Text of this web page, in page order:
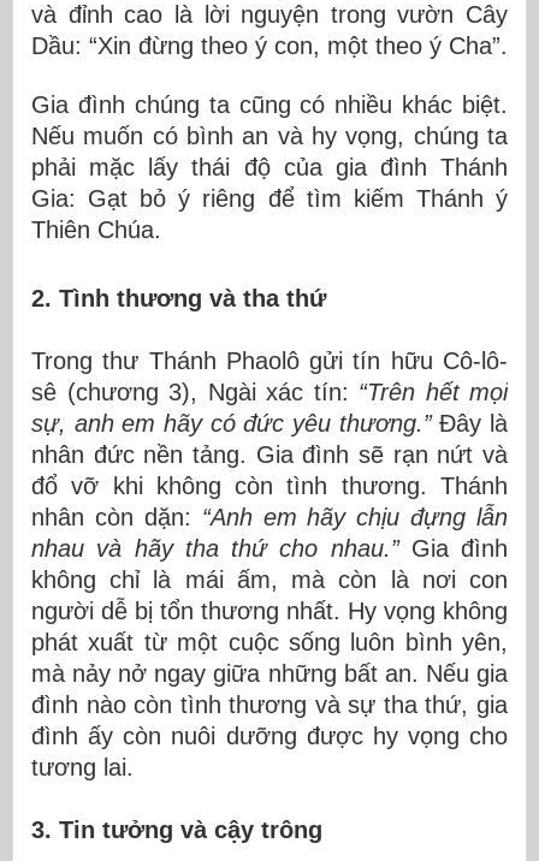
và đỉnh cao là lời nguyện trong vườn Cây
Dầu: “Xin đừng theo ý con, một theo ý Cha”.
Gia đình chúng ta cũng có nhiều khác biệt.
Nếu muốn có bình an và hy vọng, chúng ta
phải mặc lấy thái độ của gia đình Thánh
Gia: Gạt bỏ ý riêng để tìm kiếm Thánh ý
Thiên Chúa.
2. Tình thương và tha thứ
Trong thư Thánh Phaolô gửi tín hữu Cô-lô-
sê (chương 3), Ngài xác tín: “Trên hết mọi
sự, anh em hãy có đức yêu thương.”Đây là
nhân đức nền tảng. Gia đình sẽ rạn nứt và
đổ vỡ khi không còn tình thương. Thánh
nhân còn dặn: “Anh em hãy chịu đựng lẫn
nhau và hãy tha thứ cho nhau.”Gia đình
không chỉ là mái ấm, mà còn là nơi con
người dễ bị tổn thương nhất. Hy vọng không
phát xuất từ một cuộc sống luôn bình yên,
mà nảy nở ngay giữa những bất an. Nếu gia
đình nào còn tình thương và sự tha thứ, gia
đình ấy còn nuôi dưỡng được hy vọng cho
tương lai.
3. Tin tưởng và cậy trông